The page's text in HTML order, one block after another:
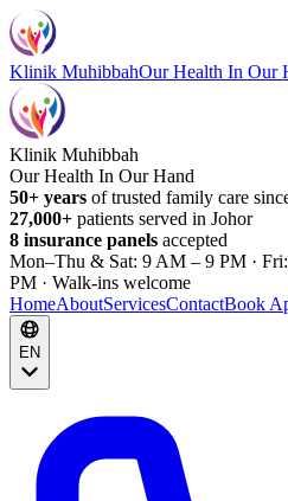
Klinik MuhibbahOur Health In Our
Klinik Muhibbah
Our Health In Our Hand
50+ years of trusted family care
27,000+ patients served in Johor
8 insurance panels accepted
Mon–Thu & Sat: 9 AM – 9 PM ·
PM · Walk-ins welcome
HomeAboutServicesContactBook
EN